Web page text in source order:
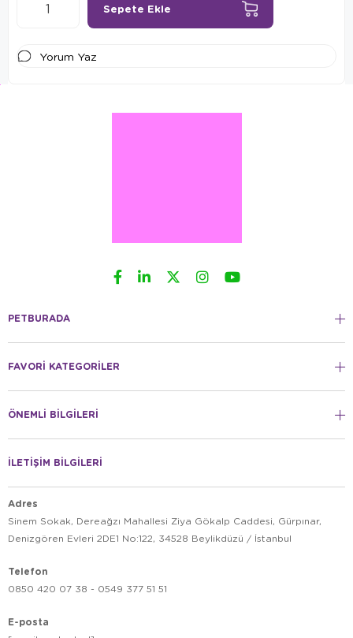
Yorum Yaz
PETBURADA
FAVORİ KATEGORİLER
ÖNEMLİ BİLGİLERİ
İLETİŞİM BİLGİLERİ
Adres
Sinem Sokak, Dereağzı Mahallesi Ziya Gökalp Caddesi, Gürpınar,
Denizgören Evleri 2DE1 No:122, 34528 Beylikdüzü / İstanbul
Telefon
0850 420 07 38 - 0549 377 51 51
E-posta